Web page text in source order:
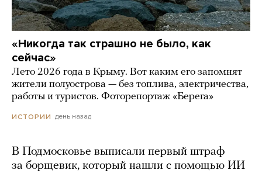
«Никогда так страшно не было, как
сейчас»
Лето 2026 года в Крыму. Вот каким его запомнят
жители полуострова — без топлива, электричества,
работы и туристов. Фоторепортаж «Берега»
ИСТОРИИ день назад
В Подмосковье выписали первый штраф
за борщевик, который нашли с помощью ИИ